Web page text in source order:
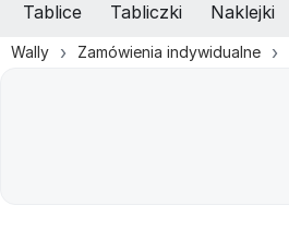
Tablice Tabliczki Naklejki
Wally Zamówienia indywidualne